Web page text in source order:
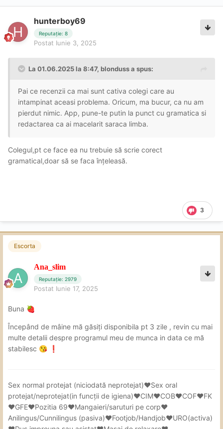
hunterboy69
Reputație: 8
Postat Iunie 3, 2025
La 01.06.2025 la 8:47, blondussa spus:
Pai ce recenzii ca mai sunt cativa colegi care au
intampinat aceasi problema. Oricum, ma bucur, ca nu am
pierdut nimic. App, pune-te putin la punct cu gramatica si
redactarea ca ai macelarit saraca limba.
Colegul,pt ce face ea nu trebuie să scrie corect
gramatical,doar să se faca înțeleasă.
3
Escorta
Ana_slim
Reputație: 2979
Postat Iunie 17, 2025
Buna 🍓
Începând de mâine mă găsiți disponibila pt 3 zile , revin cu mai
multe detalii despre programul meu de munca in data ce mă
stabilesc 😘 ❗
Sex normal protejat (niciodată neprotejat)❤Sex oral
protejat/neprotejat(in funcții de igiena)❤CIM❤COB❤COF❤FK
❤GFE❤Pozitia 69❤Mangaieri/saruturi pe corp❤
Anilingus/Cunnilingus (pasiva)❤Footjob/Handjob❤URO(activa)